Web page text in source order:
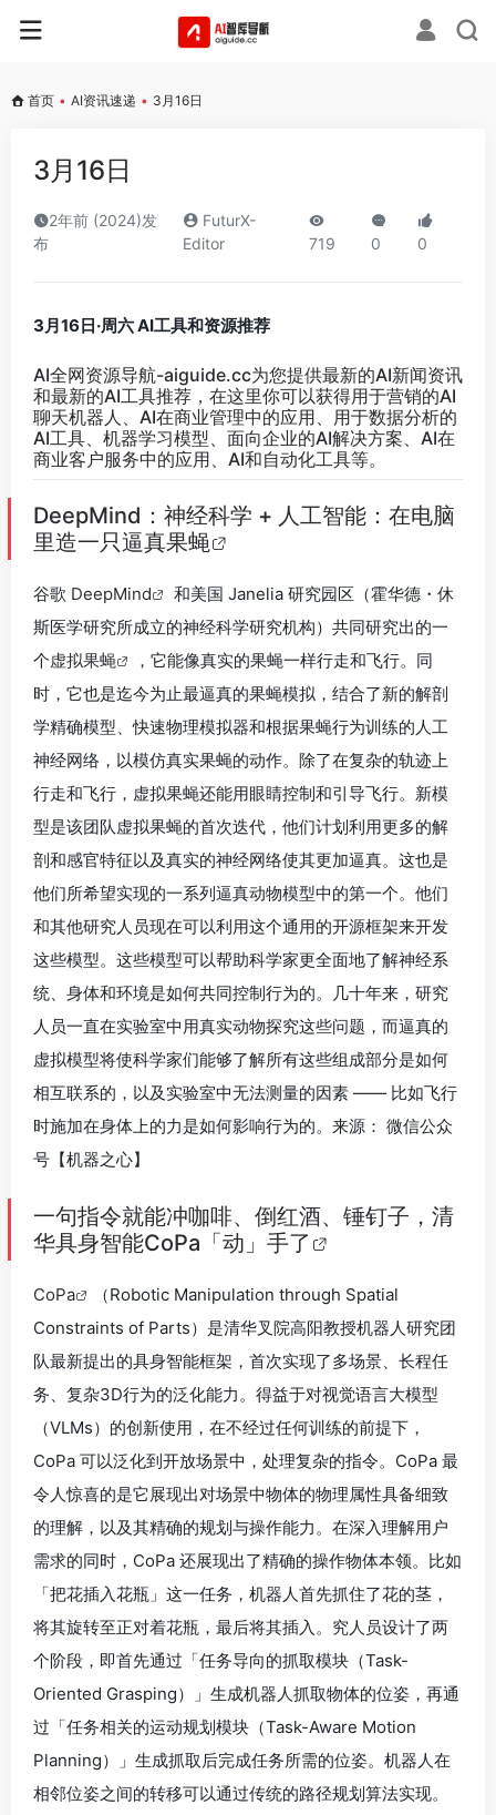
首页 • AI资讯速递 • 3月16日
3月16日
2年前 (2024)发
布
FuturX-
Editor
719 0 0
3月16日·周六 AI工具和资源推荐
AI全网资源导航-aiguide.cc为您提供最新的AI新闻资讯
和最新的AI工具推荐，在这里你可以获得用于营销的AI
聊天机器人、AI在商业管理中的应用、用于数据分析的
AI工具、机器学习模型、面向企业的AI解决方案、AI在
商业客户服务中的应用、AI和自动化工具等。
DeepMind：神经科学 + 人工智能：在电脑
里造一只逼真果蝇
谷歌 DeepMind
和美国 Janelia 研究园区（霍华德・休
斯医学研究所成立的神经科学研究机构）共同研究出的一
个虚拟果蝇
，它能像真实的果蝇一样行走和飞行。同
时，它也是迄今为止最逼真的果蝇模拟，结合了新的解剖
学精确模型、快速物理模拟器和根据果蝇行为训练的人工
神经网络，以模仿真实果蝇的动作。除了在复杂的轨迹上
行走和飞行，虚拟果蝇还能用眼睛控制和引导飞行。新模
型是该团队虚拟果蝇的首次迭代，他们计划利用更多的解
剖和感官特征以及真实的神经网络使其更加逼真。这也是
他们所希望实现的一系列逼真动物模型中的第一个。他们
和其他研究人员现在可以利用这个通用的开源框架来开发
这些模型。这些模型可以帮助科学家更全面地了解神经系
统、身体和环境是如何共同控制行为的。几十年来，研究
人员一直在实验室中用真实动物探究这些问题，而逼真的
虚拟模型将使科学家们能够了解所有这些组成部分是如何
相互联系的，以及实验室中无法测量的因素 —— 比如飞行
时施加在身体上的力是如何影响行为的。来源： 微信公众
号【机器之心】
一句指令就能冲咖啡、倒红酒、锤钉子，清
华具身智能CoPa「动」手了
CoPa
（Robotic Manipulation through Spatial
Constraints of Parts）是清华叉院高阳教授机器人研究团
队最新提出的具身智能框架，首次实现了多场景、长程任
务、复杂3D行为的泛化能力。得益于对视觉语言大模型
（VLMs）的创新使用，在不经过任何训练的前提下，
CoPa 可以泛化到开放场景中，处理复杂的指令。CoPa 最
令人惊喜的是它展现出对场景中物体的物理属性具备细致
的理解，以及其精确的规划与操作能力。在深入理解用户
需求的同时，CoPa 还展现出了精确的操作物体本领。比如
「把花插入花瓶」这一任务，机器人首先抓住了花的茎，
将其旋转至正对着花瓶，最后将其插入。究人员设计了两
个阶段，即首先通过「任务导向的抓取模块（Task-
Oriented Grasping）」生成机器人抓取物体的位姿，再通
过「任务相关的运动规划模块（Task-Aware Motion
Planning）」生成抓取后完成任务所需的位姿。机器人在
相邻位姿之间的转移可以通过传统的路径规划算法实现。